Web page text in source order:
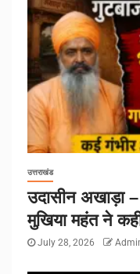
उत्तराखंड
उदासीन अखाड़ा
मुखिया महंत ने
July 28, 2026